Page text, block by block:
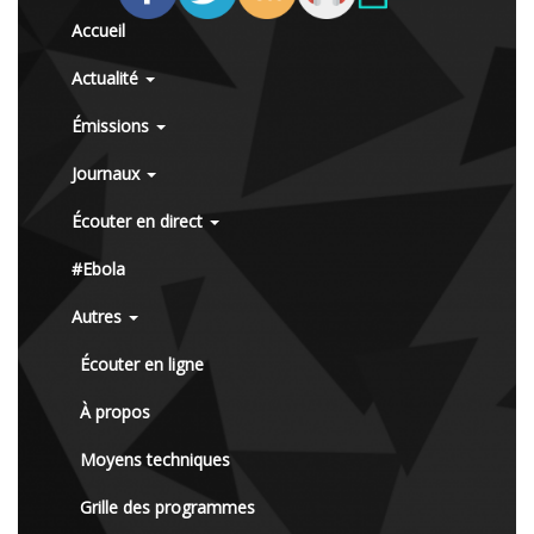
Accueil
Actualité
Émissions
Journaux
Écouter en direct
#Ebola
Autres
Écouter en ligne
À propos
Moyens techniques
Grille des programmes